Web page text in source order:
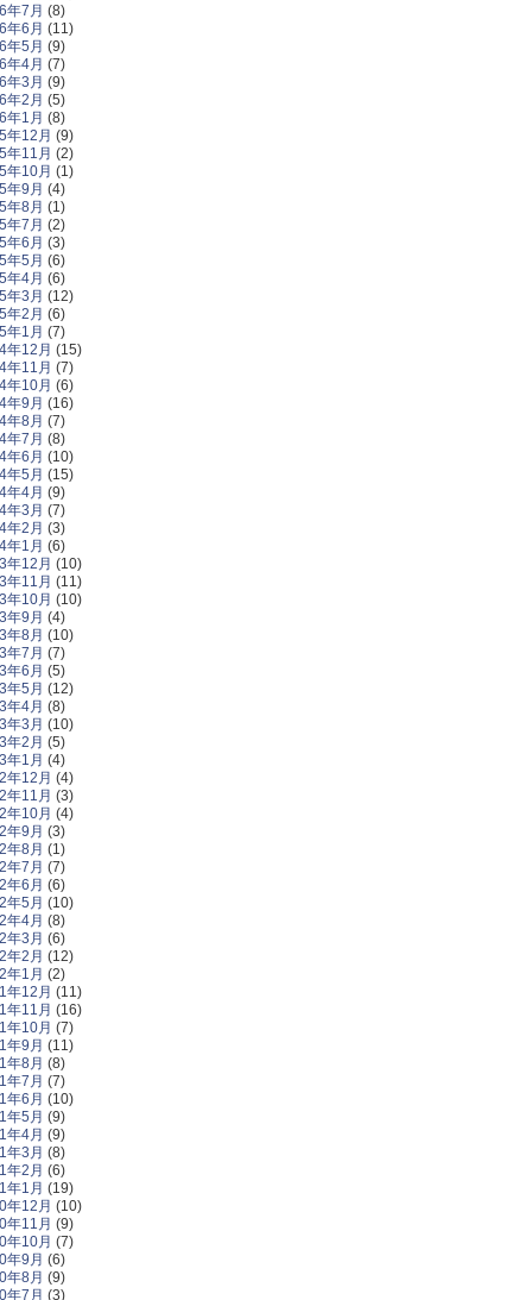
年7月 (8)
年6月 (11)
年5月 (9)
年4月 (7)
年3月 (9)
年2月 (5)
年1月 (8)
年12月 (9)
年11月 (2)
年10月 (1)
年9月 (4)
年8月 (1)
年7月 (2)
年6月 (3)
年5月 (6)
年4月 (6)
年3月 (12)
年2月 (6)
年1月 (7)
年12月 (15)
年11月 (7)
年10月 (6)
年9月 (16)
年8月 (7)
年7月 (8)
年6月 (10)
年5月 (15)
年4月 (9)
年3月 (7)
年2月 (3)
年1月 (6)
年12月 (10)
年11月 (11)
年10月 (10)
年9月 (4)
年8月 (10)
年7月 (7)
年6月 (5)
年5月 (12)
年4月 (8)
年3月 (10)
年2月 (5)
年1月 (4)
年12月 (4)
年11月 (3)
年10月 (4)
年9月 (3)
年8月 (1)
年7月 (7)
年6月 (6)
年5月 (10)
年4月 (8)
年3月 (6)
年2月 (12)
年1月 (2)
年12月 (11)
年11月 (16)
年10月 (7)
年9月 (11)
年8月 (8)
年7月 (7)
年6月 (10)
年5月 (9)
年4月 (9)
年3月 (8)
年2月 (6)
年1月 (19)
年12月 (10)
年11月 (9)
年10月 (7)
年9月 (6)
年8月 (9)
年7月 (3)